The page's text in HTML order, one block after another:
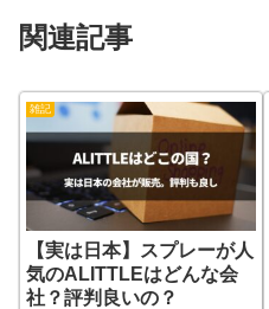
関連記事
雑記
【実は日本】スプレーが人
気のALITTLEはどんな会
社？評判良いの？